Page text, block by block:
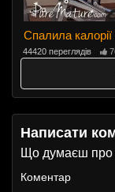
Спалила
44420 переглядів
Написати
Що думаєш про
Коментар